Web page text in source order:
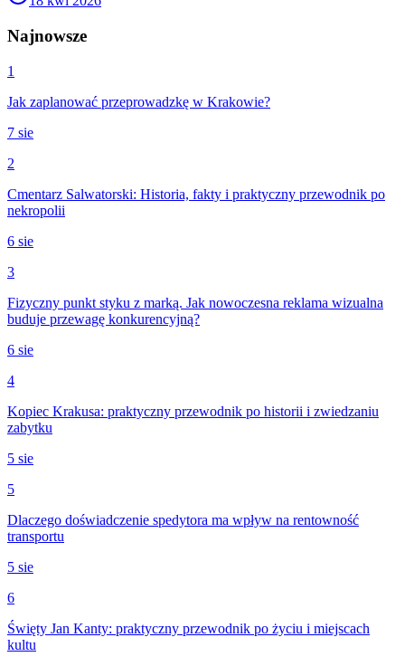
Najnowsze
1
Jak zaplanować przeprowadzkę w Krakowie?
7 sie
2
Cmentarz Salwatorski: Historia, fakty i praktyczny przewodnik po
nekropolii
6 sie
3
Fizyczny punkt styku z marką. Jak nowoczesna reklama wizualna
buduje przewagę konkurencyjną?
6 sie
4
Kopiec Krakusa: praktyczny przewodnik po historii i zwiedzaniu
zabytku
5 sie
5
Dlaczego doświadczenie spedytora ma wpływ na rentowność
transportu
5 sie
6
Święty Jan Kanty: praktyczny przewodnik po życiu i miejscach
kultu